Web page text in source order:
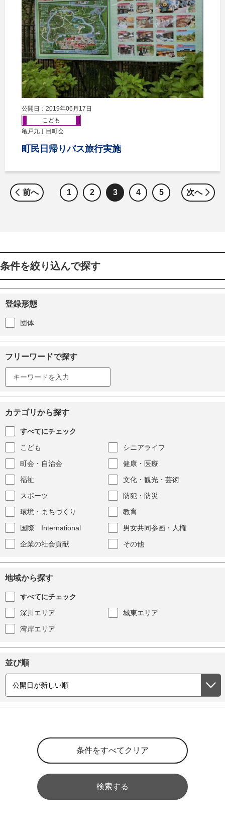
公開日：2019年06月17日
こども
亀戸九丁目町会
町民日帰りバス旅行実施
前へ 1 2 3 4 5 次へ
条件を絞り込んで探す
登録形態
団体
フリーワードで探す
カテゴリから探す
すべてにチェック
こども
シニアライフ
町会・自治会
健康・医療
福祉
文化・観光・芸術
スポーツ
防犯・防災
環境・まちづくり
教育
国際 International
男女共同参画・人権
企業の社会貢献
その他
地域から探す
すべてにチェック
深川エリア
城東エリア
湾岸エリア
並び順
検索する